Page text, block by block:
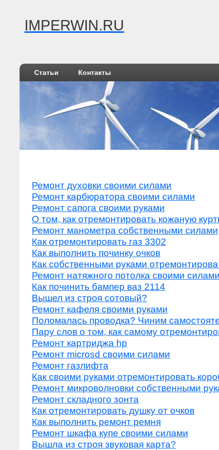
IMPERWIN.RU
Статьи Контакты
Ремонт духовки своими силами
Ремонт карбюратора своими силами
Ремонт сапога своими руками
О том, как отремонтировать кожаную
Ремонт манометра собственными силами
Как отремонтировать газ 3302
Как выполнить починку очков
Как собственными руками
Ремонт натяжного потолка своими
Как починить бампер ваз 2114
Вышел из строя сотовый?
Ремонт кафеля своими руками
Поломалась проводка? Чиним
Пару слов о том, как самому
Ремонт картриджа hp
Ремонт microsd своими силами
Ремонт газлифта
Как своими руками отремонтировать
Ремонт микроволновки собственными
Ремонт складного зонта
Как отремонтировать душку от очков
Как выполнить ремонт ремня
Ремонт шкафа купе своими силами
Вышла из строя звуковая карта?